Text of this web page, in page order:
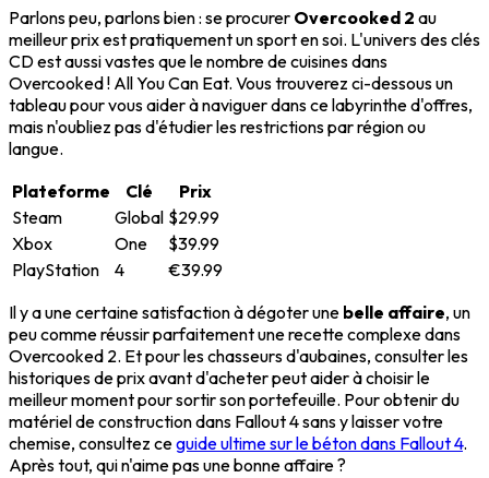
Parlons peu, parlons bien : se procurer Overcooked 2 au
meilleur prix est pratiquement un sport en soi. L'univers des clés
CD est aussi vastes que le nombre de cuisines dans
Overcooked ! All You Can Eat. Vous trouverez ci-dessous un
tableau pour vous aider à naviguer dans ce labyrinthe d'offres,
mais n'oubliez pas d'étudier les restrictions par région ou
langue.
Plateforme
Clé
Prix
Steam
Global $29.99
Xbox
One
$39.99
PlayStation
4
€39.99
Il y a une certaine satisfaction à dégoter une belle affaire, un
peu comme réussir parfaitement une recette complexe dans
Overcooked 2. Et pour les chasseurs d'aubaines, consulter les
historiques de prix avant d'acheter peut aider à choisir le
meilleur moment pour sortir son portefeuille. Pour obtenir du
matériel de construction dans Fallout 4 sans y laisser votre
chemise, consultez ceguide ultime sur le béton dans Fallout 4.
Après tout, qui n'aime pas une bonne affaire ?